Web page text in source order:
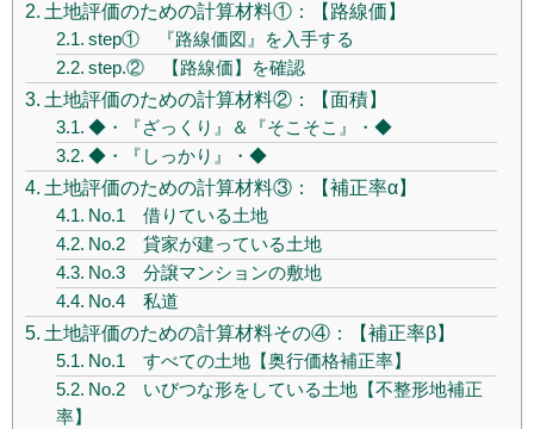
土地評価のための計算材料①：【路線価】
step① 『路線価図』を入手する
step.② 【路線価】を確認
土地評価のための計算材料②：【面積】
◆・『ざっくり』＆『そこそこ』・◆
◆・『しっかり』・◆
土地評価のための計算材料③：【補正率α】
No.1 借りている土地
No.2 貸家が建っている土地
No.3 分譲マンションの敷地
No.4 私道
土地評価のための計算材料その④：【補正率β】
No.1 すべての土地【奥行価格補正率】
No.2 いびつな形をしている土地【不整形地補正
率】